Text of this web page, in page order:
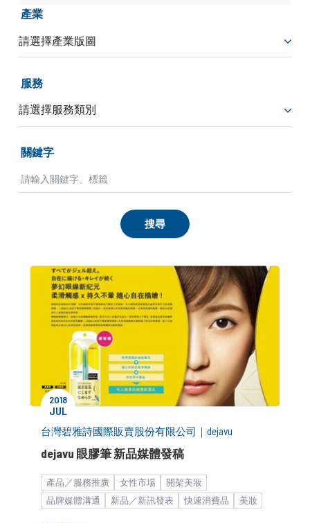
產業
服務
關鍵字
2018
JUL
台灣碧雅詩國際販賣股份有限公司 ｜ dejavu
dejavu 眼膠筆 新品媒體發稿
產品／服務推廣 女性市場
開架美妝
品牌媒體溝通
新品／新訊發表 快速消費品
美妝